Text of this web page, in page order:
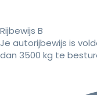
Rijbewijs B
Je autorijbewijs is
dan 3500 kg te